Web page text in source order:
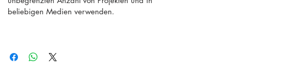
beliebigen Medien verwenden.